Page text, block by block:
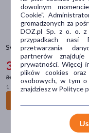
Swanson Tlenek magnezu,
32 99 zł
-10%
36,99 złnajniższa cena
1 szt. = 0,13 zł
pokaż więcej
Problem
obniżona
niedobór witamin
niedobór
koncentracja(12)
metabolizm(12)
pokaż więcej
dowolnym
Cookie".
gromadzonych za
DOZ.pl Sp. z o. o.
przypadkach nasi
przetwarzania
partnerów
prywatności. Więcej
plików cookies
osobowych, w tym o
znajdziesz w Polityce